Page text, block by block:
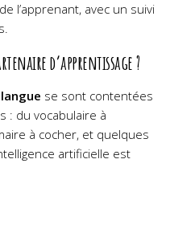
l’apprenant, avec un suivi
d’apprentissage ?
se sont contentées
: du vocabulaire à
à cocher, et quelques
artificielle est